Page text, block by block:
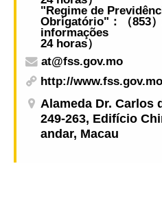
"Regime de
Obrigatório"：（853
informações
24 horas）
at@fss.gov.mo
http://www.fss.gov.mo
Alameda Dr. Carlos
249-263, Edifício
andar, Macau